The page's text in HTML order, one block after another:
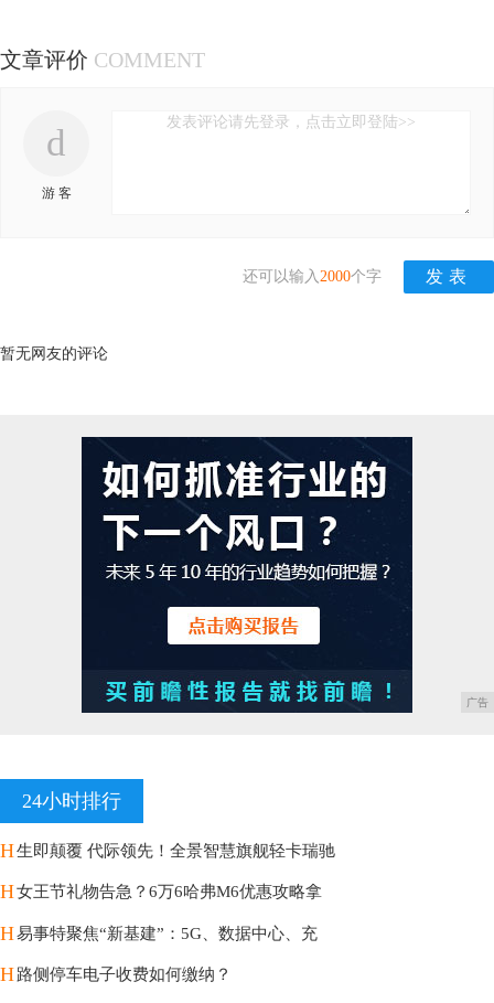
文章评价 COMMENT
d
游 客
发表评论请先登录，点击立即登陆>>
还可以输入 2000个字
暂无网友的评论
广告
24小时排行
H生即颠覆 代际领先！全景智慧旗舰轻卡瑞驰
H女王节礼物告急？6万6哈弗M6优惠攻略拿
H易事特聚焦“新基建”：5G、数据中心、充
H路侧停车电子收费如何缴纳？